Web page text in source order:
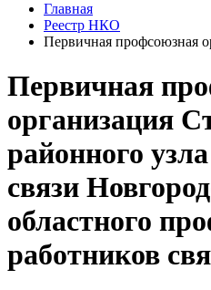
Главная
Реестр НКО
Первичная профсоюзная
Первичная
организация
районного
связи
областного
работников